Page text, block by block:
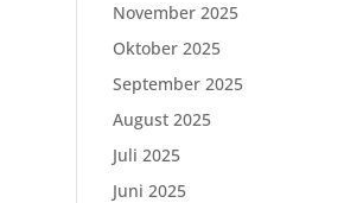
November 2025
Oktober 2025
September 2025
August 2025
Juli 2025
Juni 2025